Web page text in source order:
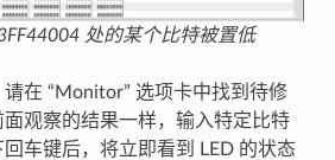
处的某个比特被置低
在 “Monitor” 选项卡中找到待修
观察的结果一样，输入特定比特
车键后，将立即看到 LED 的状态